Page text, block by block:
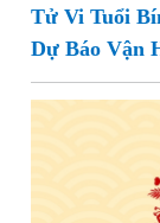
Tử Vi Tuổi
Dự Báo Vận